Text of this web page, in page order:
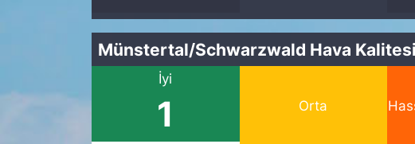
Münstertal/Schwarzwald Hava Kalitesi
İyi
1 Orta